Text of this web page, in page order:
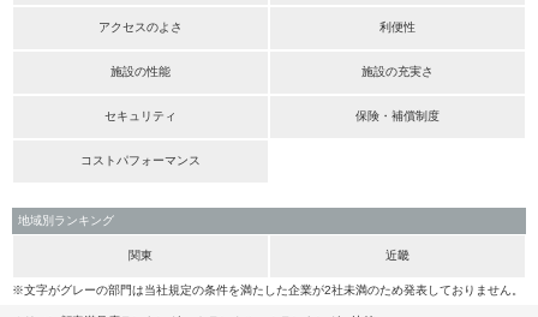
アクセスのよさ 利便性
施設の性能 施設の充実さ
セキュリティ 保険・補償制度
コストパフォーマンス
地域別ランキング
関東 近畿
※文字がグレーの部門は当社規定の条件を満たした企業が2社未満のため発表しておりません。